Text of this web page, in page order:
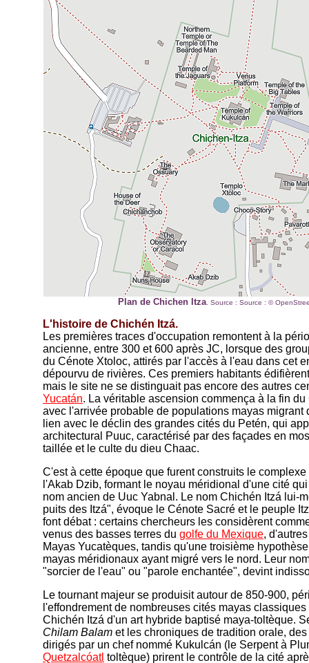
Plan de Chichen Itza . Source : Source : ©
L'histoire de Chichén Itzá.
Les premières traces d'occupation remontent à la
ancienne, entre 300 et 600 après JC, lorsque des
du Cénote Xtoloc, attirés par l'accès à l'eau dans cet
dépourvu de rivières. Ces premiers habitants
mais le site ne se distinguait pas encore des autres
Yucatán. La véritable ascension commença à la fin
avec l'arrivée probable de populations mayas migrant
lien avec le déclin des grandes cités du Petén, qui
architectural Puuc, caractérisé par des façades en
taillée et le culte du dieu Chaac.
C'est à cette époque que furent construits le
l'Akab Dzib, formant le noyau méridional d'une cité
nom ancien de Uuc Yabnal. Le nom Chichén Itzá lui-
puits des Itzá", évoque le Cénote Sacré et le peuple
font débat : certains chercheurs les considèrent
venus des basses terres du golfe du Mexique,
Mayas Yucatèques, tandis qu'une troisième
mayas méridionaux ayant migré vers le nord. Leur
"sorcier de l'eau" ou "parole enchantée", devint
Le tournant majeur se produisit autour de 850-900,
l'effondrement de nombreuses cités mayas
Chichén Itzá d'un art hybride baptisé maya-toltèque.
Chilam Balam et les chroniques de tradition orale,
dirigés par un chef nommé Kukulcán (le Serpent à
Quetzalcóatl toltèque) prirent le contrôle de la cité